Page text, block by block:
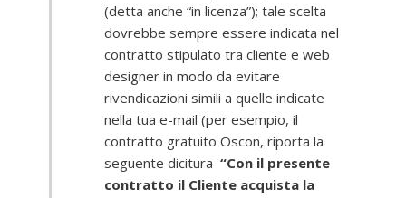
(detta anche “in licenza”); tale scelta
dovrebbe sempre essere indicata nel
contratto stipulato tra cliente e web
designer in modo da evitare
rivendicazioni simili a quelle indicate
nella tua e-mail (per esempio, il
contratto gratuito Oscon, riporta la
seguente dicitura “Con il presente
contratto il Cliente acquista la